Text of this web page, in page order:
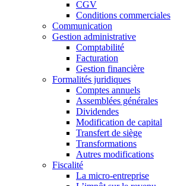
CGV
Conditions commerciales
Communication
Gestion administrative
Comptabilité
Facturation
Gestion financière
Formalités juridiques
Comptes annuels
Assemblées générales
Dividendes
Modification de capital
Transfert de siège
Transformations
Autres modifications
Fiscalité
La micro-entreprise